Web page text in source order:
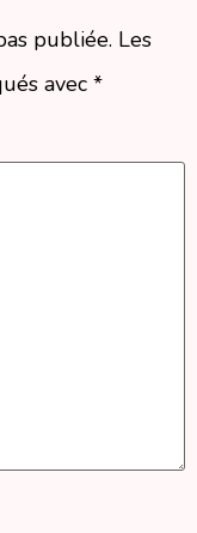
publiée. Les
avec *